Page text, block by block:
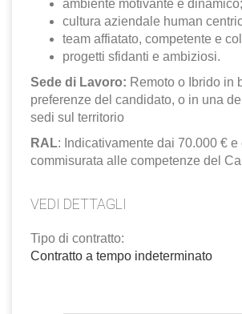
ambiente motivante e dinamico;
cultura aziendale human
team affiatato, competente e
progetti sfidanti e ambiziosi.
Sede di Lavoro: Remoto o Ibrido in
preferenze del candidato, o in una
sedi sul territorio
RAL: Indicativamente dai 70.000 € e
commisurata alle competenze del
VEDI DETTAGLI
Tipo di contratto:
Contratto a tempo indeterminato